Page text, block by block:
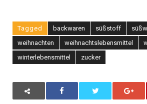
Tagged backwaren süßstoff
weihnachten
weihnachtslebensmittel
winterlebensmittel
zucker